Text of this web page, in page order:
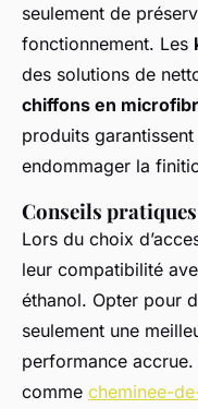
seulement de
fonctionnement. Les
des solutions de
chiffons en
produits
endommager la
Conseils
Lors du choix
leur compatibilité
éthanol. Opter pour
seulement une
performance
comme cheminee-